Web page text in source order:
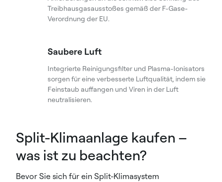
Treibhausgasausstoßes gemäß der F-Gase-
Verordnung der EU.
Saubere Luft
Integrierte Reinigungsfilter und Plasma-Ionisators
sorgen für eine verbesserte Luftqualität, indem sie
Feinstaub auffangen und Viren in der Luft
neutralisieren.
Split-Klimaanlage kaufen –
was ist zu beachten?
Bevor Sie sich für ein Split-Klimasystem